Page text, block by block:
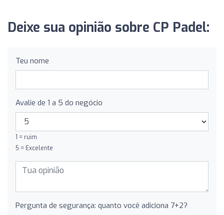
Deixe sua opinião sobre CP Padel:
Teu nome
Avalie de 1 a 5 do negócio
1 = ruim
5 = Excelente
Pergunta de segurança: quanto você adiciona 7+2?